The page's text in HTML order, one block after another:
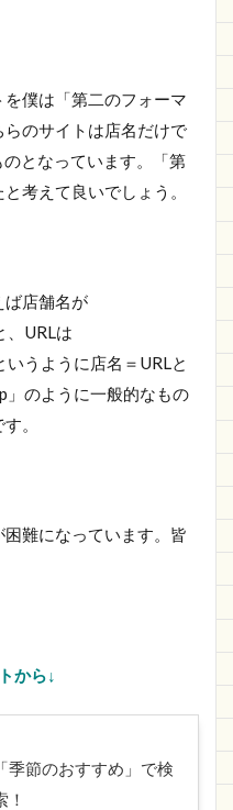
僕は「第二のフォーマ
のサイトは店名だけで
となっています。「第
考えて良いでしょう。
ば店舗名が
、URLは
いうように店名＝URLと
」のように一般的なもの
。
難になっています。皆
から↓
「季節のおすすめ」で検
！